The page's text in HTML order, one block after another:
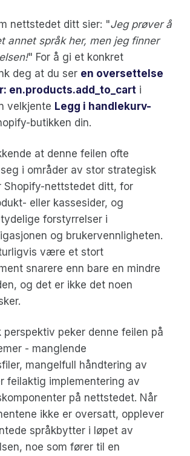
nettstedet ditt sier: "Jeg prøver å
annet språk her, men jeg finner
" For å gi et konkret
deg at du ser en oversettelse
en.products.add_to_cart i
velkjente Legg i handlekurv-
butikken din.
at denne feilen ofte
i områder av stor strategisk
Shopify-nettstedet ditt, for
eller kassesider, og
forstyrrelser i
og brukervennligheten.
være et stort
snarere enn bare en mindre
og det er ikke det noen
perspektiv peker denne feilen på
- manglende
mangelfull håndtering av
feilaktig implementering av
på nettstedet. Når
ikke er oversatt, opplever
språkbytter i løpet av
noe som fører til en